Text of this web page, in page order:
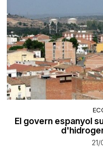
El govern espanyol